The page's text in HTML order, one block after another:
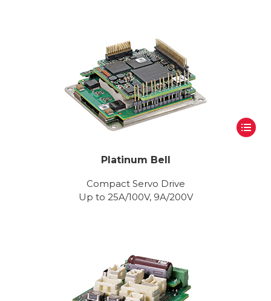
Platinum Bell
Compact Servo Drive
Up to 25A/100V, 9A/200V